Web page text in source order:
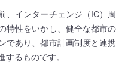
、インターチェンジ（IC）周
特性をいかし、健全な都市の
であり、都市計画制度と連携
するものです。